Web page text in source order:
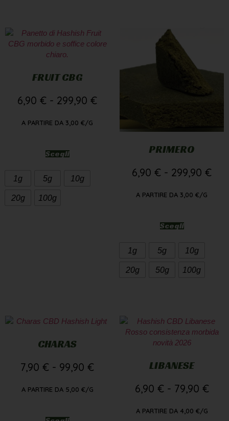
FRUIT CBG
6,90 € - 299,90 €
A PARTIRE DA 3,00 €/G
Scegli
1g 5g 10g
20g 100g
PRIMERO
6,90 € - 299,90 €
A PARTIRE DA 3,00 €/G
Scegli
1g 5g 10g
20g 50g 100g
CHARAS
7,90 € - 99,90 €
A PARTIRE DA 5,00 €/G
LIBANESE
6,90 € - 79,90 €
A PARTIRE DA 4,00 €/G